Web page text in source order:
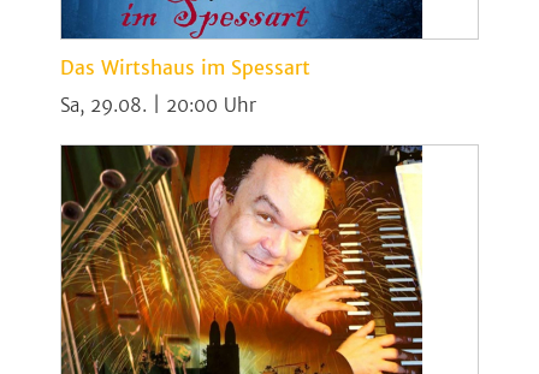
Das Wirtshaus im Spessart
Sa, 29.08. | 20:00